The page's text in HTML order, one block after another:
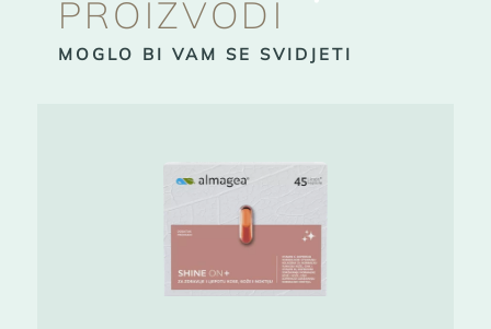
PROIZVODI
MOGLO BI VAM SE SVIDJETI